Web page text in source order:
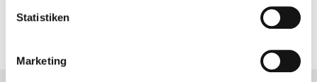
Statistiken
Marketing